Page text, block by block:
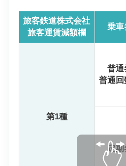
旅客鉄道株式会社
旅客運賃減額欄
乗車
第1種
普通
普通回
定期